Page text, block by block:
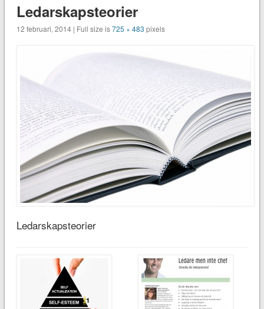
Ledarskapsteorier
12 februari, 2014 | Full size is725 × 483 pixels
Ledarskapsteorier